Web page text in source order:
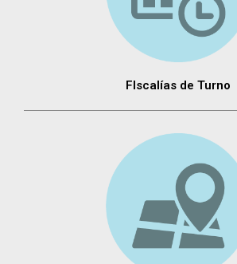
FIscalías de Turno